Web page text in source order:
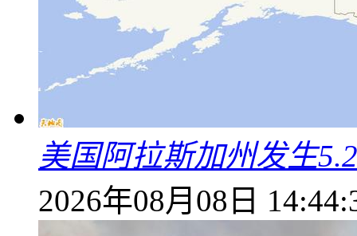
美国阿拉斯加州发生
2026年08月08日